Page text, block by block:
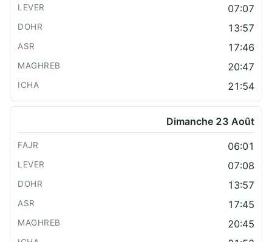
07:07
13:57
17:46
20:47
21:54
Dimanche 23 Août
06:01
07:08
13:57
17:45
20:45